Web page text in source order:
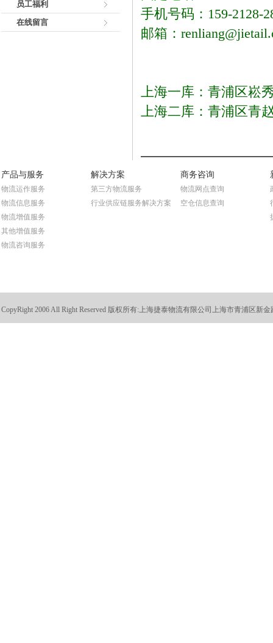
员工福利
在线留言
手机号码： 159-2128-
邮箱：
上海一库：青浦区崧
上海二库：青浦区青
产品与服务
物流运作服务
物流信息服务
物流增值服务
其他增值服务
物流咨询服务
解决方案
第三方物流服务
行业供应链服务解决方案
商务咨询
物流网点查询
空仓信息查询
CopyRight 2006 All Right Reserved 版权所有:上海捷泰物流有限公司上海市青浦区新金